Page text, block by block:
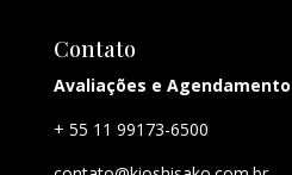
Contato
Avaliações e Agendamento
+ 55 11 99173-6500